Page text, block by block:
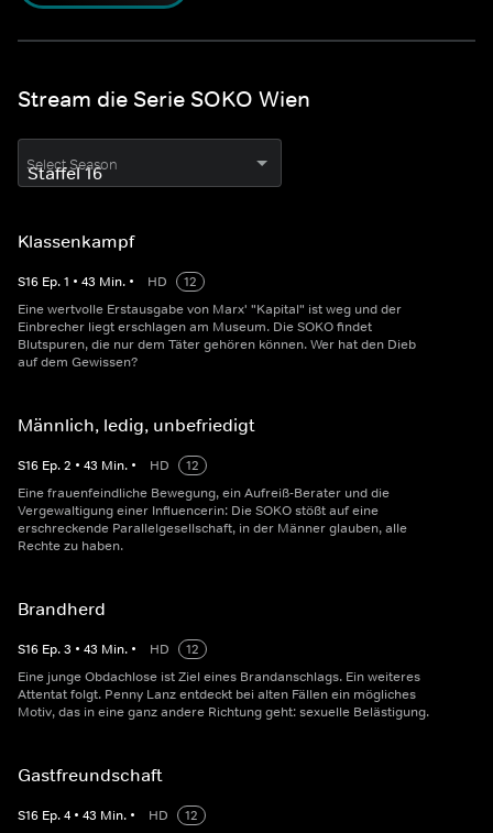
Stream die Serie SOKO Wien
Select Season
Klassenkampf
S16 Ep.1 • 43 Min. • HD
12
Eine wertvolle Erstausgabe von Marx' "Kapital" ist weg und der
Einbrecher liegt erschlagen am Museum. Die SOKO findet
Blutspuren, die nur dem Täter gehören können. Wer hat den Dieb
auf dem Gewissen?
Männlich, ledig, unbefriedigt
S16 Ep.2 • 43 Min. • HD
12
Eine frauenfeindliche Bewegung, ein Aufreiß-Berater und die
Vergewaltigung einer Influencerin: Die SOKO stößt auf eine
erschreckende Parallelgesellschaft, in der Männer glauben, alle
Rechte zu haben.
Brandherd
S16 Ep.3 • 43 Min. • HD
12
Eine junge Obdachlose ist Ziel eines Brandanschlags. Ein weiteres
Attentat folgt. Penny Lanz entdeckt bei alten Fällen ein mögliches
Motiv, das in eine ganz andere Richtung geht: sexuelle Belästigung.
Gastfreundschaft
S16 Ep.4 • 43 Min. • HD
12